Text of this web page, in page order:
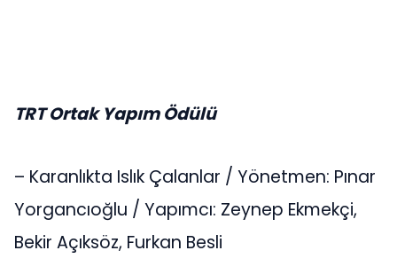
TRT Ortak Yapım Ödülü
– Karanlıkta Islık Çalanlar / Yönetmen: Pınar
Yorgancıoğlu / Yapımcı: Zeynep Ekmekçi,
Bekir Açıksöz, Furkan Besli